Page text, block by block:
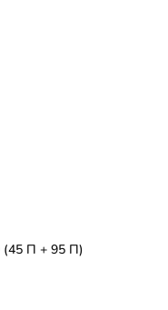
П + 95 П)